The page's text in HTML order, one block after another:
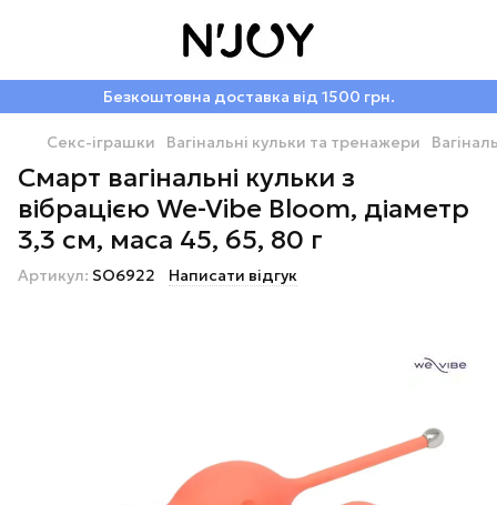
Безкоштовна доставка від 1500 грн.
Секс-іграшки Вагінальні кульки та тренажери
Смарт вагінальні кульки з
вібрацією We-Vibe Bloom, діаметр
3,3 см, маса 45, 65, 80 г
Артикул: SO6922 Написати відгук